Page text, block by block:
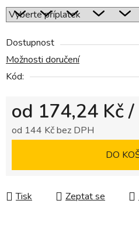
Dostupnost
Možnosti doručení
Kód:
od 174,24 Kč/
od 144 Kčbez DPH
DO
Tisk Zeptat se